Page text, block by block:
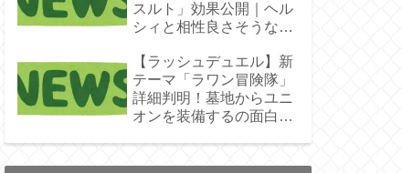
スルト」効果公開｜ヘル
シィと相性良さそうなレ
【ラッシュデュエル】新
テーマ「ラワン冒険隊」
詳細判明！墓地からユニ
オンを装備するの面白そ